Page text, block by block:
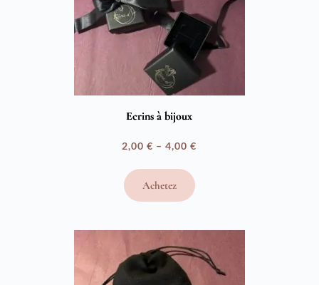
Ecrins à bijoux
2,00€ –4,00€
Plage
de
prix :
4,00 €
Achetez